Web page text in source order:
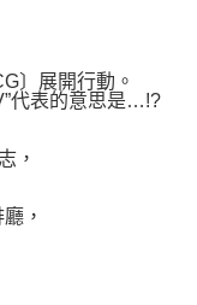
用戶狀況，依本公司即
，本公司將視審查結果
發現惡意使用之情形，
〕展開行動。
代表的意思是…!?
，
，